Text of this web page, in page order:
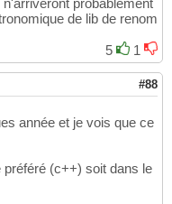
probablement
de lib de renom
5
1
#88
année et je vois que ce
(c++) soit dans le